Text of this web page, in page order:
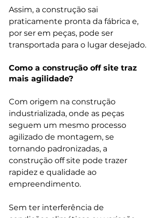
Assim, a construção sai
praticamente pronta da fábrica e,
por ser em peças, pode ser
Como a construção off site traz
mais agilidade?
Com origem na construção
industrializada, onde as peças
seguem um mesmo processo
agilizado de montagem, se
tornando padronizadas, a
construção off site pode trazer
rapidez e qualidade ao
empreendimento.
Sem ter interferência de